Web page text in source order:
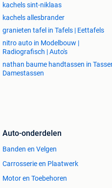
kachels sint-niklaas
kachels allesbrander
granieten tafel in Tafels | Eettafels
nitro auto in Modelbouw |
Radiografisch | Auto's
nathan baume handtassen in
Damestassen
Auto-onderdelen
Banden en Velgen
Carrosserie en Plaatwerk
Motor en Toebehoren